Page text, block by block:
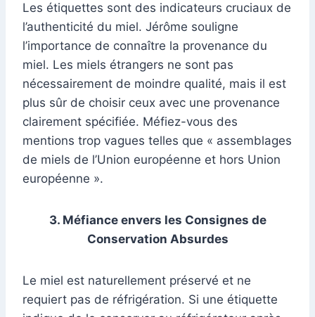
Les étiquettes sont des indicateurs cruciaux de
l’authenticité du miel. Jérôme souligne
l’importance de connaître la provenance du
miel. Les miels étrangers ne sont pas
nécessairement de moindre qualité, mais il est
plus sûr de choisir ceux avec une provenance
clairement spécifiée. Méfiez-vous des
mentions trop vagues telles que « assemblages
de miels de l’Union européenne et hors Union
européenne ».
3. Méfiance envers les Consignes de
Conservation Absurdes
Le miel est naturellement préservé et ne
requiert pas de réfrigération. Si une étiquette